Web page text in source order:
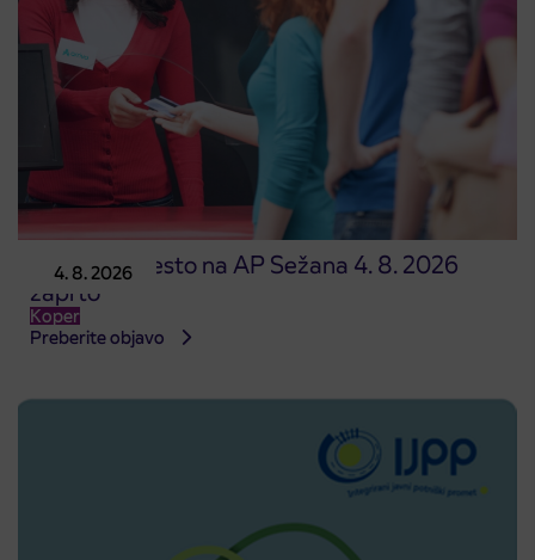
4. 8. 2026
Prodajno mesto na AP Sežana 4. 8. 2026
zaprto
Koper
Preberite objavo